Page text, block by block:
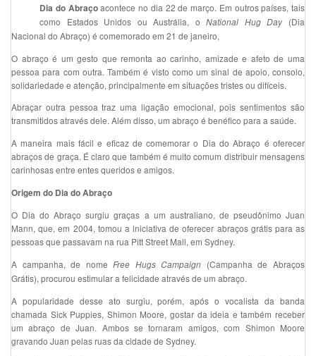
Dia do Abraçoacontece no dia 22 de março. Em outros países, tais
como Estados Unidos ou Austrália, oNational Hug Day (Dia
Nacional do Abraço) é comemorado em 21 de janeiro,
O abraço é um gesto que remonta ao carinho, amizade e afeto de uma
pessoa para com outra. Também é visto como um sinal de apoio, consolo,
solidariedade e atenção, principalmente em situações tristes ou difíceis.
Abraçar outra pessoa traz uma ligação emocional, pois sentimentos são
transmitidos através dele. Além disso, um abraço é benéfico para a saúde.
A maneira mais fácil e eficaz de comemorar o Dia do Abraço é oferecer
abraços de graça. É claro que também é muito comum distribuir mensagens
carinhosas entre entes queridos e amigos.
Origem do Dia do Abraço
O Dia do Abraço surgiu graças a um australiano, de pseudônimo Juan
Mann, que, em 2004, tomou a iniciativa de oferecer abraços grátis para as
pessoas que passavam na rua Pitt Street Mall, em Sydney.
A campanha, de nomeFree Hugs Campaign (Campanha de Abraços
Grátis), procurou estimular a felicidade através de um abraço.
A popularidade desse ato surgiu, porém, após o vocalista da banda
chamada Sick Puppies, Shimon Moore, gostar da ideia e também receber
um abraço de Juan. Ambos se tornaram amigos, com Shimon Moore
gravando Juan pelas ruas da cidade de Sydney.